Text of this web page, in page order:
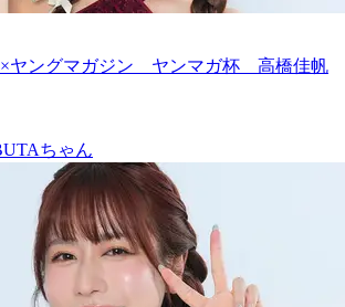
ヤングマガジン ヤンマガ杯 高橋佳帆
ちゃん